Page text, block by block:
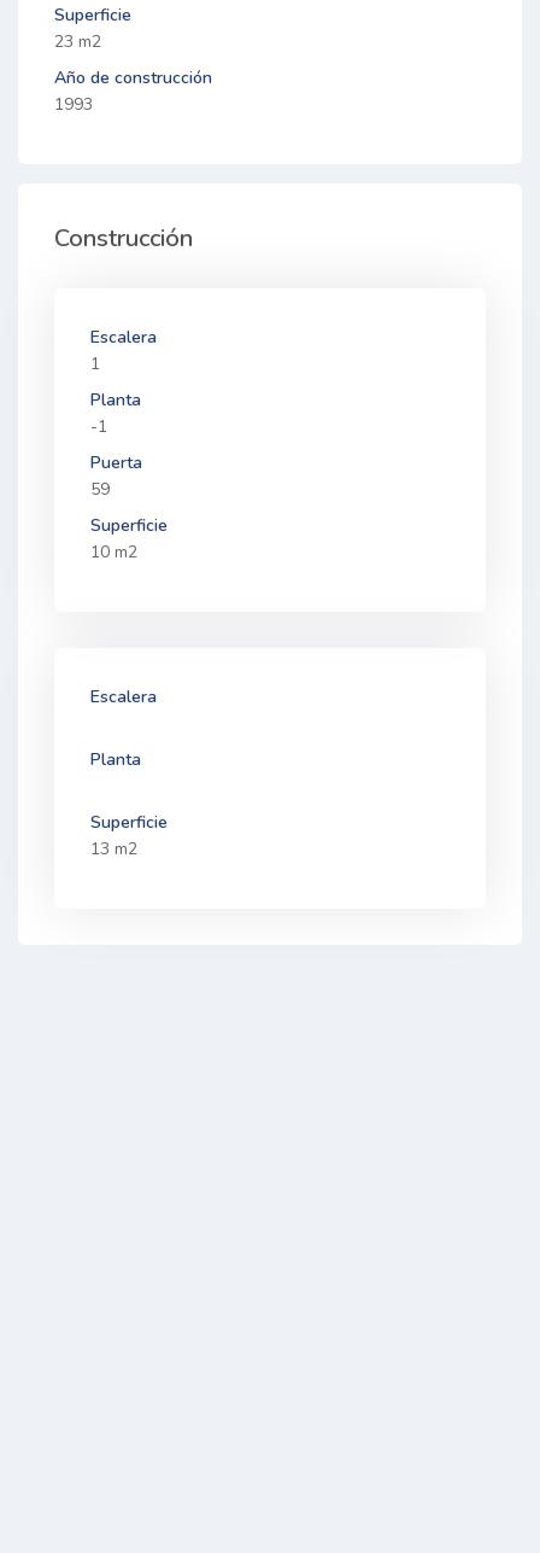
Superficie
23 m2
Año de construcción
1993
Construcción
Escalera
1
Planta
-1
Puerta
59
Superficie
10 m2
Escalera
Planta
Superficie
13 m2